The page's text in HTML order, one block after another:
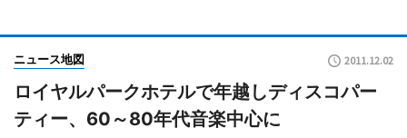
ニュース地図 2011.12.02
ロイヤルパークホテルで年越しディスコパー
ティー、60～80年代音楽中心に